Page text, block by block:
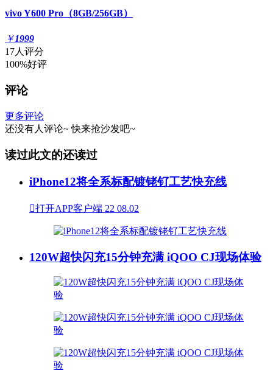
vivo Y600 Pro（8GB/256GB）
￥1999
17人评分
100%好评
评论
更多评论
还没有人评论~ 快来抢沙发吧~
读过此文的还读过
iPhone12将全系标配镀铑钌工艺快充线
打开APP客户端 22 08.02
120W超快闪充15分钟充满 iQOO CJ现场体验